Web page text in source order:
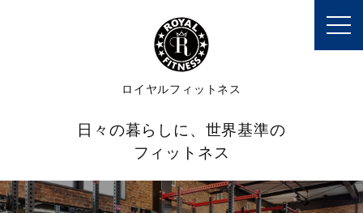
ロイヤルフィットネス
日々の暮らしに、世界基準の
フィットネス